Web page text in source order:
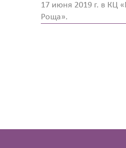
17 июня 2019 г. в КЦ
Роща».